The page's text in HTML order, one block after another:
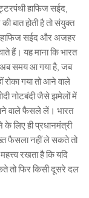
हाफिज सईद,
बात होती है तो संयुक्त
हाफिज सईद और अजहर
हैं। यह माना कि भारत
अब समय आ गया है, जब
रोका गया तो आने वाले
नोटबंदी जैसे झमेलों में
वाले फैसले लें। भारत
लिए ही प्रधानमंत्री
फैसला नहीं ले सकते तो
रखता है कि यदि
तो फिर किसी दूसरे दल